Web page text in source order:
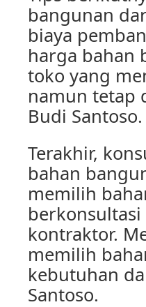
bangunan
biaya
harga bahan
toko yang
namun tetap
Budi Santoso.
Terakhir,
bahan
memilih
kontraktor.
memilih
kebutuhan
Santoso.